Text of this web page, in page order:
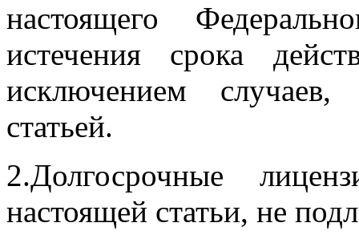
настоящего
истечения срока
исключением случаев,
статьей.
2.Долгосрочные
настоящей статьи, не